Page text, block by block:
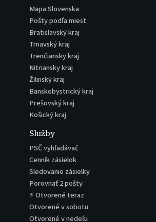
Mapa Slovenska
Pošty podľa miest
Bratislavský kraj
Trnavský kraj
Trenčiansky kraj
Nitriansky kraj
Žilinský kraj
Banskobystrický kraj
Prešovský kraj
Košický kraj
Služby
PSČ vyhľadávač
Cenník zásielok
Sledovanie zásielky
Porovnať 2 pošty
⚡ Otvorené teraz
Otvorené v sobotu
Otvorené v nedeľu